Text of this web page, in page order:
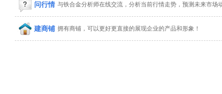
问行情 与铁合金分析师在线交流，分析当前行情走势，预测未来市场
建商铺 拥有商铺，可以更好更直接的展现企业的产品和形象！